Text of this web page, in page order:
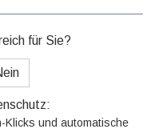
für Sie?
Klicks und automatische